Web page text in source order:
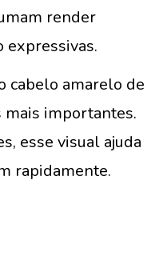
render
expressivas.
cabelo amarelo de
importantes.
esse visual ajuda
rapidamente.